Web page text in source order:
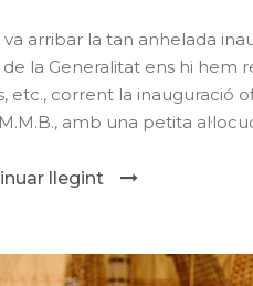
va arribar la tan anhelada
de la Generalitat ens hi hem
etc., corrent la inauguració
amb una petita
llegint